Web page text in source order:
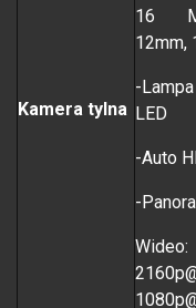
Kamera tylna
16
12mm,
-
LED
-Auto
-
Wideo: